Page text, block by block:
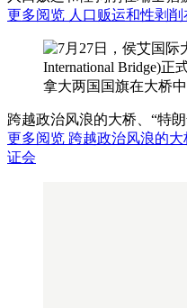
更多阅览 人口贩运和性剥削
跨越政治风浪的大桥、“特
更多阅览 跨越政治风浪的
证会